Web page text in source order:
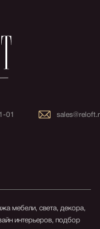
01
мебели, света, декора,
интерьеров, подбор